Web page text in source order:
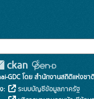
GDC โดย สำนักงานสถิติแห่งชา
:
ระบบบัญชีข้อมูลภาครัฐ